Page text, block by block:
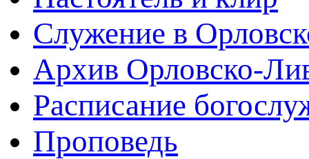
Служение в
Архив Орловско-
Расписание
Проповедь